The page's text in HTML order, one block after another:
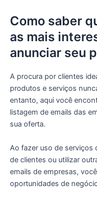
Como saber
as mais
anunciar seu
A procura por clientes
produtos e serviços
entanto, aqui você
listagem de emails das
sua oferta.
Ao fazer uso de serviços
de clientes ou utilizar
emails de empresas,
oportunidades de